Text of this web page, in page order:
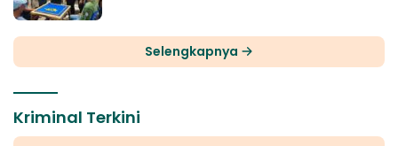
Selengkapnya
Kriminal Terkini